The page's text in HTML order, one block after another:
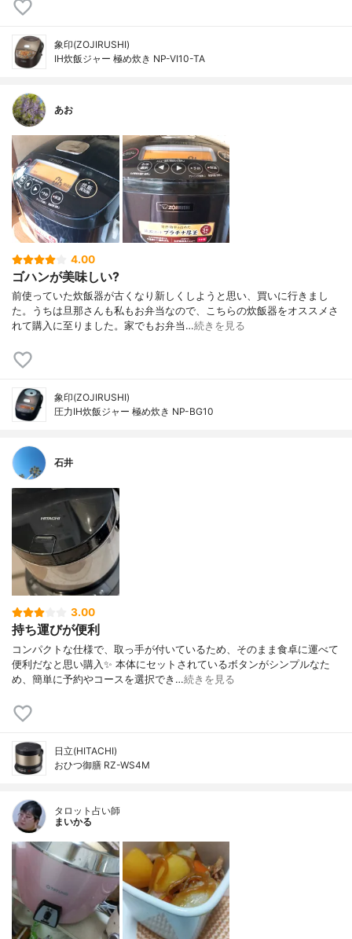
象印(ZOJIRUSHI)
IH炊飯ジャー 極め炊き NP-VI10-TA
あお
4.00
ゴハンが美味しい?
前使っていた炊飯器が古くなり新しくしようと思い、買いに行きまし
た。うちは旦那さんも私もお弁当なので、こちらの炊飯器をオススメさ
れて購入に至りました。家でもお弁当…続きを見る
象印(ZOJIRUSHI)
圧力IH炊飯ジャー 極め炊き NP-BG10
石井
3.00
持ち運びが便利
コンパクトな仕様で、取っ手が付いているため、そのまま食卓に運べて
便利だなと思い購入✨ 本体にセットされているボタンがシンプルなた
め、簡単に予約やコースを選択でき…続きを見る
日立(HITACHI)
おひつ御膳 RZ-WS4M
タロット占い師
まいかる